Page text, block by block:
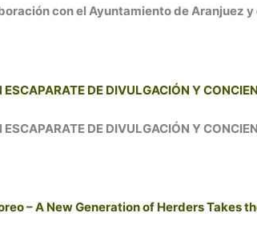
con el Ayuntamiento de Aranjuez
DE DIVULGACIÓN Y
ESCAPARATE DE DIVULGACIÓN Y
– A New Generation of Herders Takes